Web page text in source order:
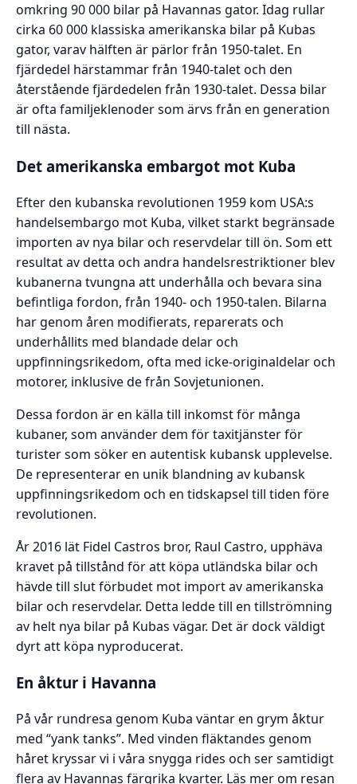
omkring 90 000 bilar på Havannas gator. Idag rullar
cirka 60 000 klassiska amerikanska bilar på Kubas
gator, varav hälften är pärlor från 1950-talet. En
fjärdedel härstammar från 1940-talet och den
återstående fjärdedelen från 1930-talet. Dessa bilar
är ofta familjeklenoder som ärvs från en generation
till nästa.
Det amerikanska embargot mot Kuba
Efter den kubanska revolutionen 1959 kom USA:s
handelsembargo mot Kuba, vilket starkt begränsade
importen av nya bilar och reservdelar till ön. Som ett
resultat av detta och andra handelsrestriktioner blev
kubanerna tvungna att underhålla och bevara sina
befintliga fordon, från 1940- och 1950-talen. Bilarna
har genom åren modifierats, reparerats och
underhållits med blandade delar och
uppfinningsrikedom, ofta med icke-originaldelar och
motorer, inklusive de från Sovjetunionen.
Dessa fordon är en källa till inkomst för många
kubaner, som använder dem för taxitjänster för
turister som söker en autentisk kubansk upplevelse.
De representerar en unik blandning av kubansk
uppfinningsrikedom och en tidskapsel till tiden före
revolutionen.
År 2016 lät Fidel Castros bror, Raul Castro, upphäva
kravet på tillstånd för att köpa utländska bilar och
hävde till slut förbudet mot import av amerikanska
bilar och reservdelar. Detta ledde till en tillströmning
av helt nya bilar på Kubas vägar. Det är dock väldigt
dyrt att köpa nyproducerat.
En åktur i Havanna
På vår rundresa genom Kuba väntar en grym åktur
med “yank tanks”. Med vinden fläktandes genom
håret kryssar vi i våra snygga rides och ser samtidigt
flera av Havannas färgrika kvarter. Läs mer om resan